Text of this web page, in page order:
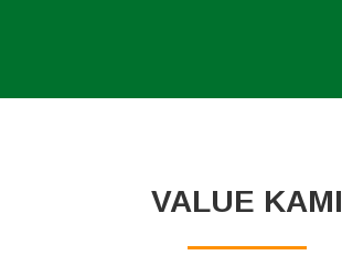
VALUE KAMI